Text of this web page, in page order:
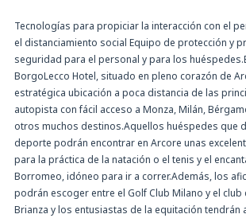
Tecnologías para propiciar la interacción con el
el distanciamiento social Equipo de protección y
seguridad para el personal y para los
BorgoLecco Hotel, situado en pleno corazón de
estratégica ubicación a poca distancia de las
autopista con fácil acceso a Monza, Milán,
otros muchos destinos.Aquellos huéspedes que
deporte podrán encontrar en Arcore unas
para la práctica de la natación o el tenis y el
Borromeo, idóneo para ir a correr.Además, los
podrán escoger entre el Golf Club Milano y el club
Brianza y los entusiastas de la equitación tendrán